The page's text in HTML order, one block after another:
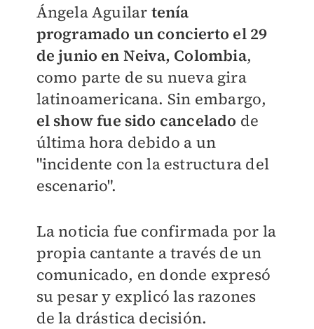
Ángela Aguilar tenía
programado un concierto el 29
de junio en Neiva, Colombia,
como parte de su nueva gira
latinoamericana. Sin embargo,
el show fue sido cancelado de
última hora debido a un
"incidente con la estructura del
escenario".
La noticia fue confirmada por la
propia cantante a través de un
comunicado, en donde expresó
su pesar y explicó las razones
de la drástica decisión.